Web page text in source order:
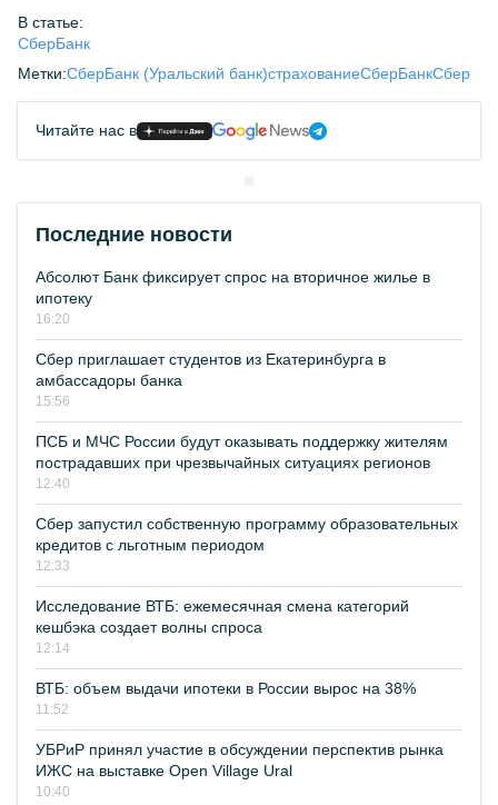
В статье:
СберБанк
Метки:СберБанк (Уральский банк)страхованиеСберБанкСбер
Читайте нас в
Последние новости
Абсолют Банк фиксирует спрос на вторичное жилье в
ипотеку
16:20
Сбер приглашает студентов из Екатеринбурга в
амбассадоры банка
15:56
ПСБ и МЧС России будут оказывать поддержку жителям
пострадавших при чрезвычайных ситуациях регионов
12:40
Сбер запустил собственную программу образовательных
кредитов с льготным периодом
12:33
Исследование ВТБ: ежемесячная смена категорий
кешбэка создает волны спроса
12:14
ВТБ: объем выдачи ипотеки в России вырос на 38%
11:52
УБРиР принял участие в обсуждении перспектив рынка
ИЖС на выставке Open Village Ural
10:40